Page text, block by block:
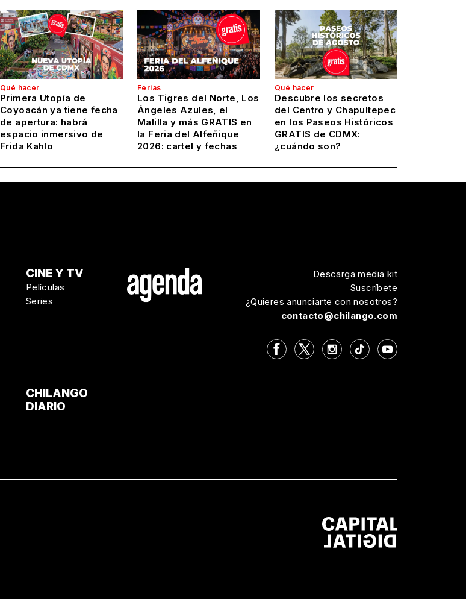
Qué hacer
Primera Utopía de
Coyoacán ya tiene fecha
de apertura: habrá
espacio inmersivo de
Frida Kahlo
Ferias
Los Tigres del Norte, Los
Ángeles Azules, el
Malilla y más GRATIS en
la Feria del Alfeñique
2026: cartel y fechas
Qué hacer
Descubre los secretos
del Centro y Chapultepec
en los Paseos Históricos
GRATIS de CDMX:
¿cuándo son?
CINE Y TV
Películas
Series
CHILANGO
DIARIO
Descarga media kit
Suscríbete
¿Quieres anunciarte con nosotros?
contacto@chilango.com